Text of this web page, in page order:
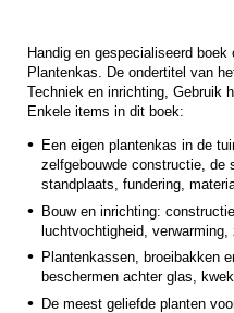
Handig en gespecialiseerd
Plantenkas. De ondertitel van
Techniek en inrichting, Gebruik
Enkele items in dit boek:
Een eigen plantenkas in de
zelfgebouwde constructie, de
standplaats, fundering,
Bouw en inrichting:
luchtvochtigheid, verwarming,
Plantenkassen, broeibakken
beschermen achter glas,
De meest geliefde planten